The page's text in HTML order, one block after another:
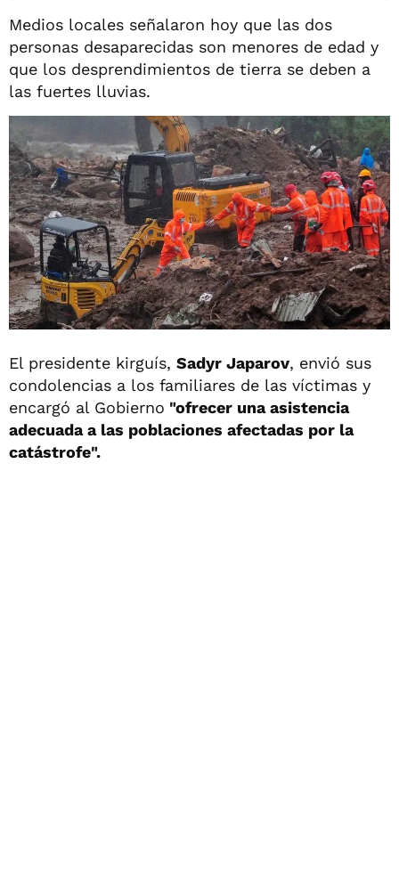
Medios locales señalaron hoy que las dos
personas desaparecidas son menores de edad y
que los desprendimientos de tierra se deben a
las fuertes lluvias.
El presidente kirguís, Sadyr Japarov, envió sus
condolencias a los familiares de las víctimas y
encargó al Gobierno "ofrecer una asistencia
adecuada a las poblaciones afectadas por la
catástrofe".